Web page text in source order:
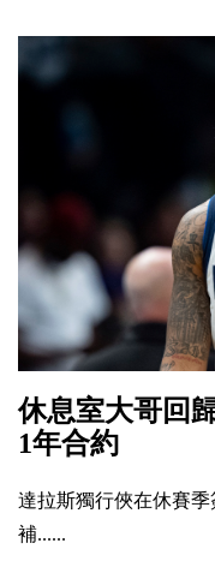
休息室大哥回
1年合約
達拉斯獨行俠在休賽季
補......